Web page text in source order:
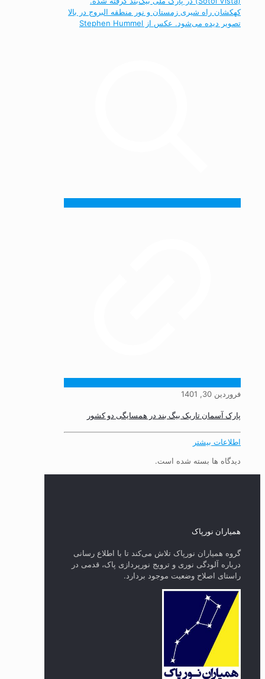
فروردین 30, 1401
پارک آسمان تاریک بیگ بند در همسایگی دو کشور
اطلاعات بیشتر
دیدگاه ها بسته شده است.
همیاران نورپاک
گروه همیاران نورپاک تلاش می‌کند تا با اطلاع رسانی
درباره آلودگی نوری و ترویج نورپردازی پاک، قدمی در
راستای‌ اصلاح وضعیت موجود بردارد.